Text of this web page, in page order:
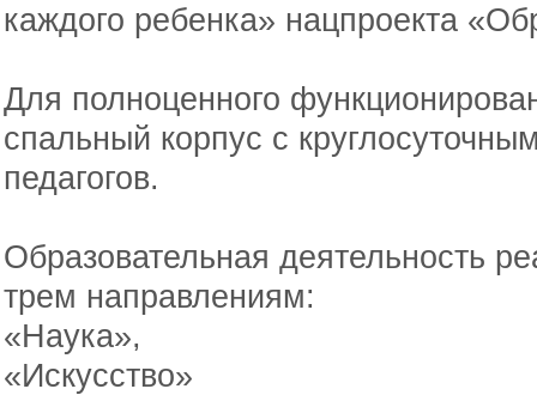
каждого ребенка» нацпроекта
Для полноценного
спальный корпус с
педагогов.
Образовательная деятельность
трем направлениям:
«Наука»,
«Искусство»